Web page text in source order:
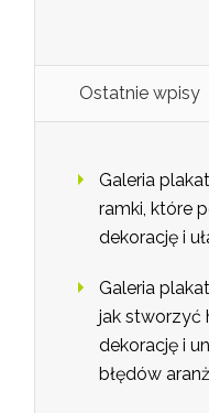
Ostatnie wpisy
Galeria
ramki, które
dekorację i
Galeria
jak stworzyć
dekorację i
błędów